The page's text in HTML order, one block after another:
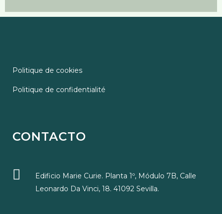
Politique de cookies
Politique de confidentialité
CONTACTO
Edificio Marie Curie. Planta 1º, Módulo 7B, Calle
Leonardo Da Vinci, 18. 41092 Sevilla.